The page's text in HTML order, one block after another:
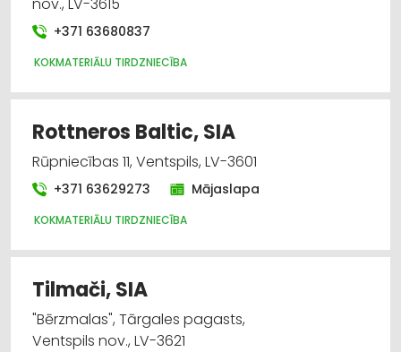
+371 63680837
KOKMATERIĀLU TIRDZNIECĪBA
Rottneros Baltic, SIA
Rūpniecības 11, Ventspils, LV-3601
+371 63629273 Mājaslapa
KOKMATERIĀLU TIRDZNIECĪBA
Tilmači, SIA
"Bērzmalas", Tārgales pagasts,
Ventspils nov., LV-3621